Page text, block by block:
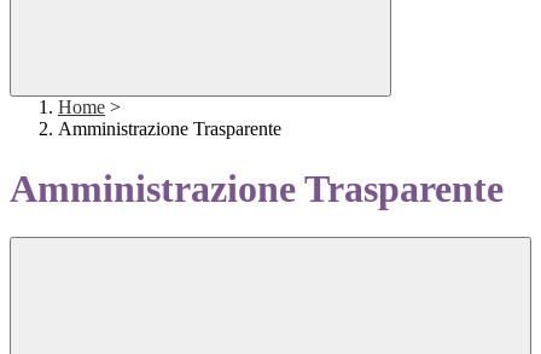
Home >
Amministrazione Trasparente
Amministrazione Trasparente